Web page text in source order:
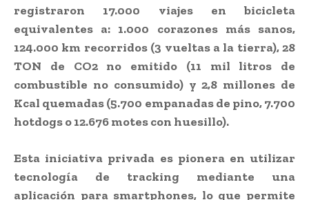
registraron 17.000 viajes en bicicleta
equivalentes a: 1.000 corazones más sanos,
124.000 km recorridos (3 vueltas a la tierra), 28
TON de CO2 no emitido (11 mil litros de
combustible no consumido) y 2,8 millones de
Kcal quemadas (5.700 empanadas de pino, 7.700
hotdogs o 12.676 motes con huesillo).
Esta iniciativa privada es pionera en utilizar
tecnología de tracking mediante una
aplicación para smartphones, lo que permite